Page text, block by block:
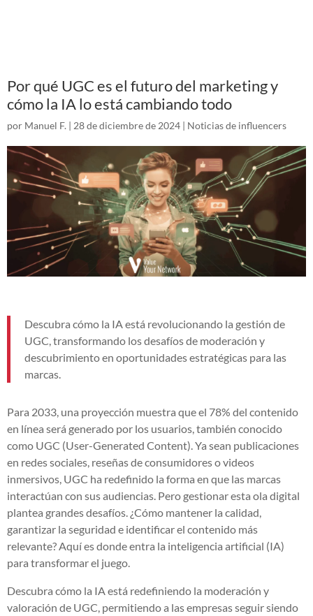
Por qué UGC es el futuro del marketing y
cómo la IA lo está cambiando todo
por Manuel F. | 28 de diciembre de 2024 | Noticias de influencers
Descubra cómo la IA está revolucionando la gestión de
UGC, transformando los desafíos de moderación y
descubrimiento en oportunidades estratégicas para las
marcas.
Para 2033, una proyección muestra que el 78% del contenido
en línea será generado por los usuarios, también conocido
como UGC (User-Generated Content). Ya sean publicaciones
en redes sociales, reseñas de consumidores o videos
inmersivos, UGC ha redefinido la forma en que las marcas
interactúan con sus audiencias. Pero gestionar esta ola digital
plantea grandes desafíos. ¿Cómo mantener la calidad,
garantizar la seguridad e identificar el contenido más
relevante? Aquí es donde entra la inteligencia artificial (IA)
para transformar el juego.
Descubra cómo la IA está redefiniendo la moderación y
valoración de UGC, permitiendo a las empresas seguir siendo